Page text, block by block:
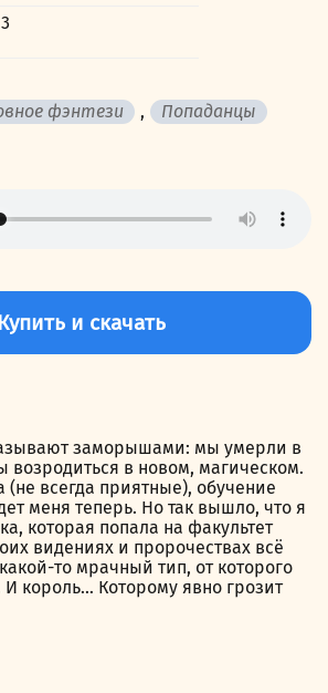
3
фэнтези , Попаданцы
Купить и скачать
заморышами: мы умерли в
возродиться в новом, магическом.
(не всегда приятные), обучение
меня теперь. Но так вышло, что я
которая попала на факультет
видениях и пророчествах всё
то мрачный тип, от которого
король… Которому явно грозит